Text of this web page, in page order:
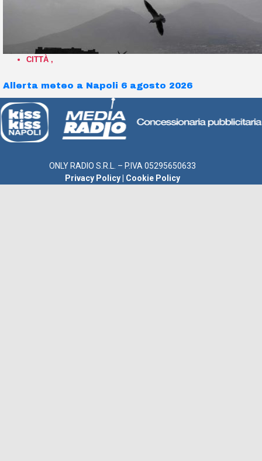
CITTÀ ,
Allerta meteo a Napoli 6 agosto 2026
ONLY RADIO S.R.L. – P.IVA 05295650633
Privacy Policy
Cookie Policy